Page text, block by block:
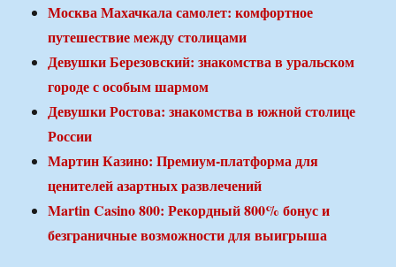
Москва Махачкала самолет: комфортное
путешествие между столицами
Девушки Березовский: знакомства в уральском
городе с особым шармом
Девушки Ростова: знакомства в южной столице
России
Мартин Казино: Премиум-платформа для
ценителей азартных развлечений
Martin Casino 800: Рекордный 800% бонус и
безграничные возможности для выигрыша